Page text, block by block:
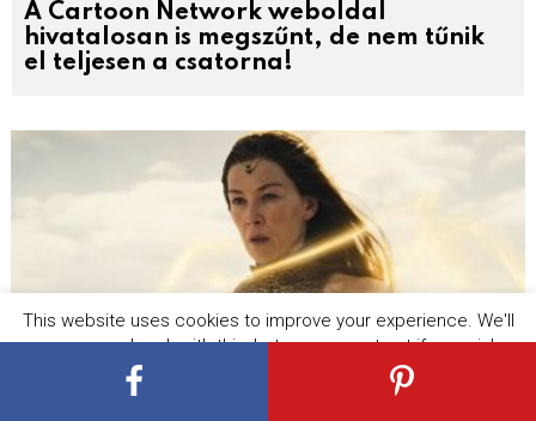
A Cartoon Network weboldal
hivatalosan is megszűnt, de nem tűnik
el teljesen a csatorna!
This website uses cookies to improve your experience. We'll
assume you're ok with this, but you can opt-out if you wish.